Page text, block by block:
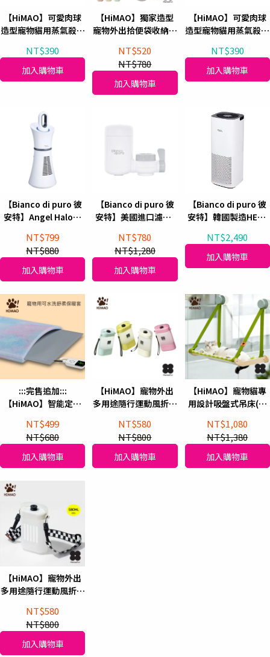
【HiMAO】可愛肉球
造型寵物貓用蒸氣殺菌
NT$390
加入購物車
【HiMAO】獨家造型
寵物外出拾便袋收納隨
NT$520
NT$780
加入購物車
【HiMAO】可愛肉球
造型寵物貓用蒸氣殺菌
NT$390
加入購物車
【Bianco di puro 彼
安特】Angel Halo多
(附無線手持吸塵器)
NT$799
NT$880
加入購物車
【Bianco di puro 彼
安特】美國進口濾芯-
24項重金屬)
NT$780
NT$1,280
加入購物車
【Bianco di puro 彼
安特】韓國製造HEPA
AP040
NT$2,490
加入購物車
:::完售追加:::
【HiMAO】智能定時
舒柔保暖套
NT$499
NT$680
加入購物車
【HiMAO】寵物外出
多用途隨行運動風折疊
400ml
NT$580
NT$800
加入購物車
【HiMAO】寵物貓專
用設計吸盤式吊床(兩
NT$1,080
NT$1,380
加入購物車
【HiMAO】寵物外出
多用途隨行運動風折疊
580ml
NT$580
NT$800
加入購物車